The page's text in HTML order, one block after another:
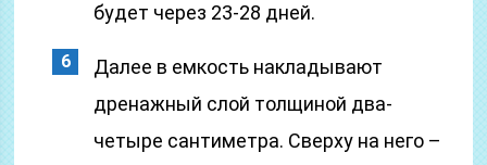
будет через 23-28 дней.
Далее в емкость накладывают
дренажный слой толщиной два-
четыре сантиметра. Сверху на него –